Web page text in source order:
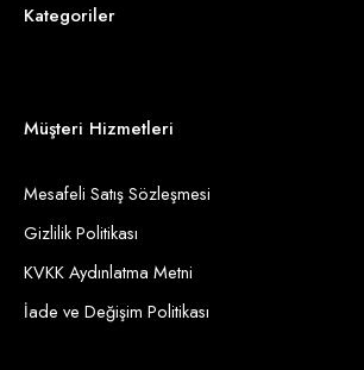
Kategoriler
Müşteri Hizmetleri
Mesafeli Satış Sözleşmesi
Gizlilik Politikası
KVKK Aydınlatma Metni
İade ve Değişim Politikası